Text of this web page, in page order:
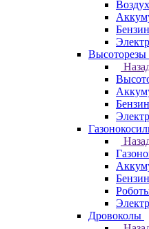
Высоторезы
Дровоколы